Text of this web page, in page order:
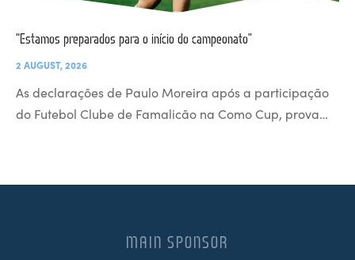
“Estamos preparados para o início do campeonato”
2 AUGUST, 2026
As declarações de Paulo Moreira após a participação
do Futebol Clube de Famalicão na Como Cup, prova…
MAIN SPONSOR